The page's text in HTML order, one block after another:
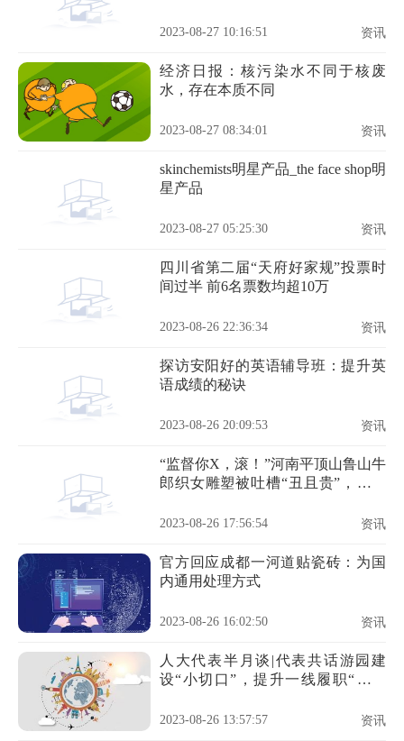
2023-08-27 10:16:51 资讯
经济日报：核污染水不同于核废
水，存在本质不同
2023-08-27 08:34:01 资讯
skinchemists明星产品_the face shop明
星产品
2023-08-27 05:25:30 资讯
四川省第二届“天府好家规”投票时
间过半 前6名票数均超10万
2023-08-26 22:36:34 资讯
探访安阳好的英语辅导班：提升英
语成绩的秘诀
2023-08-26 20:09:53 资讯
“监督你X，滚！”河南平顶山鲁山牛
郎织女雕塑被吐槽“丑且贵”，记者
2023-08-26 17:56:54 资讯
官方回应成都一河道贴瓷砖：为国
内通用处理方式
2023-08-26 16:02:50 资讯
人大代表半月谈|代表共话游园建
设“小切口”，提升一线履职“大服
2023-08-26 13:57:57 资讯